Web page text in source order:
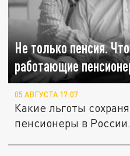
Не только пенсия.
работающие
05 АВГУСТА 17:07
Какие льготы
пенсионеры в России.